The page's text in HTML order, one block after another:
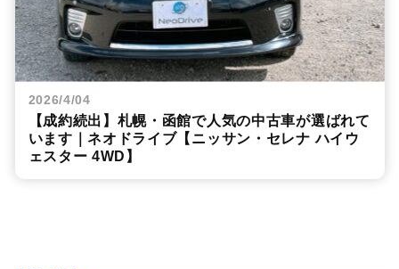
2026/4/04
【成約続出】札幌・函館で人気の中古車が選ばれて
います｜ネオドライブ【ニッサン・セレナ ハイウ
ェスター 4WD】